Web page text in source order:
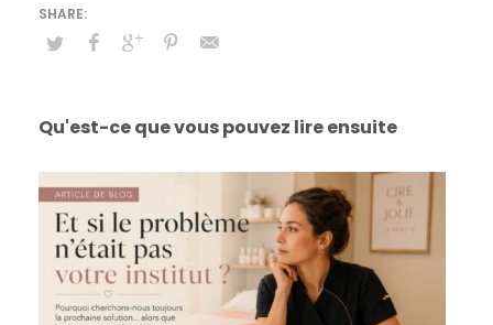
Qu'est-ce que vous pouvez lire ensuite